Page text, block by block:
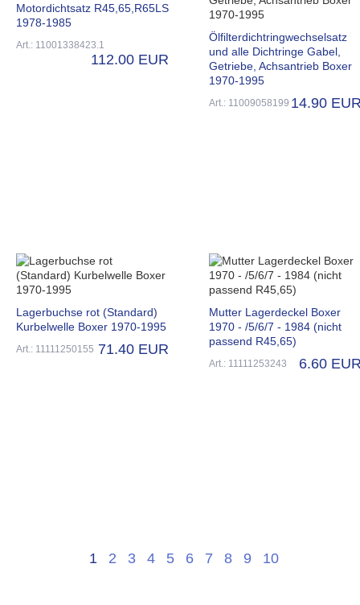
Motordichtsatz R45,65,R65LS
1978-1985
Art.: 11001338423.1
112.00 EUR
Ölfilterdichtringwechselsatz
und alle Dichtringe Gabel,
Getriebe, Achsantrieb Boxer
1970-1995
Art.: 11009058199 14.90
Lagerbuchse rot (Standard)
Kurbelwelle Boxer 1970-1995
Art.: 11111250155 71.40 EUR
Mutter Lagerdeckel Boxer
1970 - /5/6/7 - 1984 (nicht
passend R45,65)
Art.: 11111253243 6.60
1 2 3 4 5 6 7 8 9 10